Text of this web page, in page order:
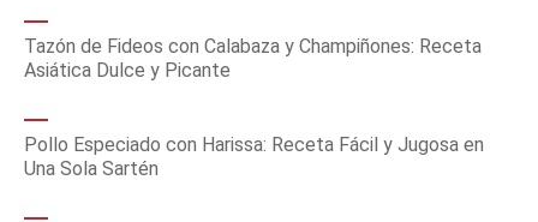
Tazón de Fideos con Calabaza y Champiñones: Receta
Asiática Dulce y Picante
Pollo Especiado con Harissa: Receta Fácil y Jugosa en
Una Sola Sartén